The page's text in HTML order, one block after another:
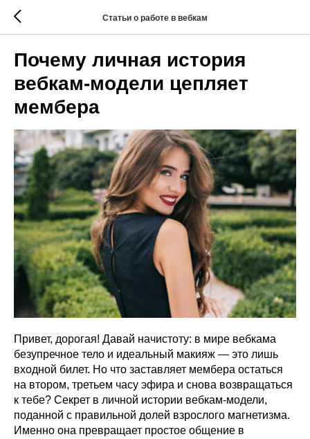
Статьи о работе в вебкам
Почему личная история
вебкам-модели цепляет
мембера
Привет, дорогая! Давай начистоту: в мире вебкама
безупречное тело и идеальный макияж — это лишь
входной билет. Но что заставляет мембера остаться
на втором, третьем часу эфира и снова возвращаться
к тебе? Секрет в личной истории вебкам-модели,
поданной с правильной долей взрослого магнетизма.
Именно она превращает простое общение в